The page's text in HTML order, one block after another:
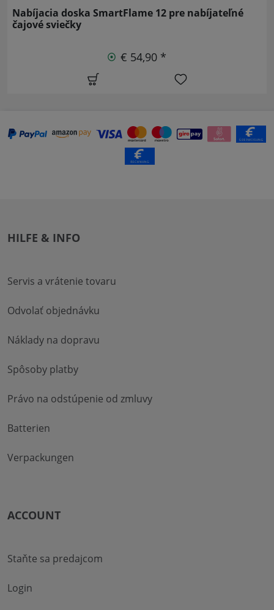
Nabíjacia doska SmartFlame 12 pre nabíjateľné
čajové sviečky
€ 54,90 *
HILFE & INFO
Servis a vrátenie tovaru
Odvolať objednávku
Náklady na dopravu
Spôsoby platby
Právo na odstúpenie od zmluvy
Batterien
Verpackungen
ACCOUNT
Staňte sa predajcom
Login